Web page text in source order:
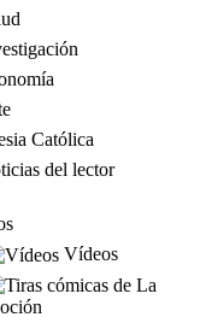
Católica
del lector
Vídeos